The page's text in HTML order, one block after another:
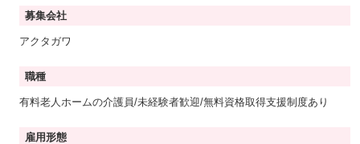
募集会社
アクタガワ
職種
有料老人ホームの介護員/未経験者歓迎/無料資格取得支援制度あり
雇用形態